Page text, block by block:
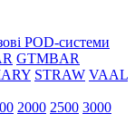
POD-системи
GTMBAR
STRAW VAAL
2000 2500 3000